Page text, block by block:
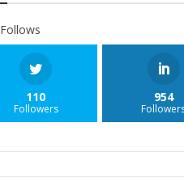
Follows
110
Followers
954